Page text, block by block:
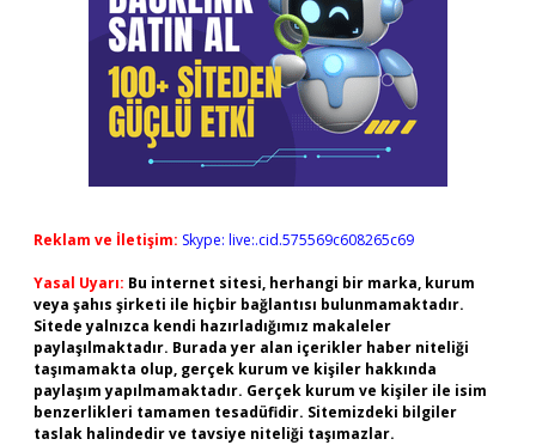
Reklam ve İletişim: Skype: live:.cid.575569c608265c69
Yasal Uyarı: Bu internet sitesi, herhangi bir marka, kurum
veya şahıs şirketi ile hiçbir bağlantısı bulunmamaktadır.
Sitede yalnızca kendi hazırladığımız makaleler
paylaşılmaktadır. Burada yer alan içerikler haber niteliği
taşımamakta olup, gerçek kurum ve kişiler hakkında
paylaşım yapılmamaktadır. Gerçek kurum ve kişiler ile isim
benzerlikleri tamamen tesadüfidir. Sitemizdeki bilgiler
taslak halindedir ve tavsiye niteliği taşımazlar.